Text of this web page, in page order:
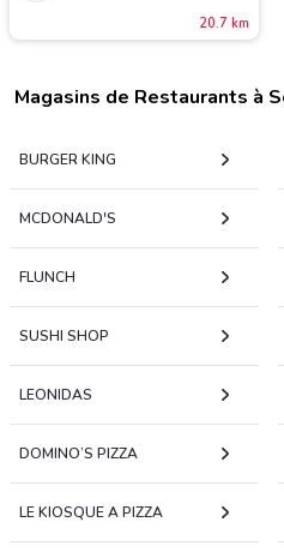
20.7 km
Magasins de Restaurants à
BURGER KING
MCDONALD'S
FLUNCH
SUSHI SHOP
LEONIDAS
DOMINO’S PIZZA
LE KIOSQUE A PIZZA